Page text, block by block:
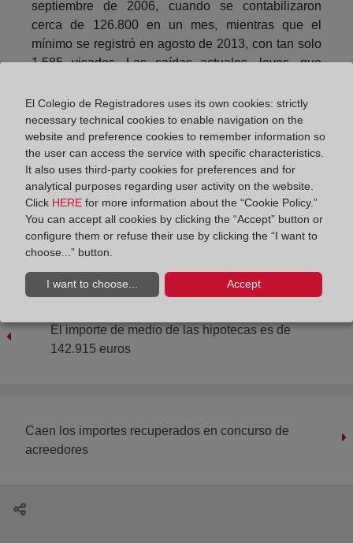
septiembre de 2006, cuando se contabilizaron
cerca de 126.800 en un mes, mientras que el
mínimo se registró en agosto de 2013, con tan solo
1.585 visados. Las caídas actuales, leves, que
que a un desplome del sector, pero sí es
significativo que la estadística haya completado tres
meses en cifras negativas. Esa circunstancia no se
daba desde noviembre de 2013.
Compartir:
El importe de medio de las hipotecas es de
142.915 euros
Caen los importes recuperados en concurso de
acreedores
El Colegio de Registradores uses its own cookies: strictly
necessary technical cookies to enable navigation on the
website and preference cookies to remember information so
the user can access the service with specific characteristics.
It also uses third-party cookies for preferences and for
analytical purposes regarding user activity on the website.
Click HERE for more information about the “Cookie Policy.”
You can accept all cookies by clicking the “Accept” button or
configure them or refuse their use by clicking the “I want to
choose...” button.
I want to choose... Accept